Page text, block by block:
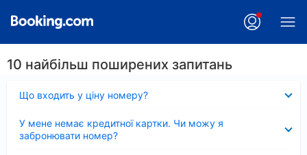
10 найбільш поширених запитань
Що входить у ціну номеру?
У мене немає кредитної картки. Чи можу я
забронювати номер?